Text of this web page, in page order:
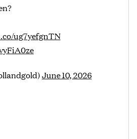
ug7yefgnTN
June 10, 2026